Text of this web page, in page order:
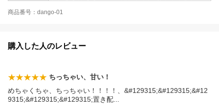
商品番号：dango-01
購入した人のレビュー
ちっちゃい、甘い！
めちゃくちゃ、ちっちゃい！！！！、&#129315;&#129315;&#12
9315;&#129315;&#129315;置き配